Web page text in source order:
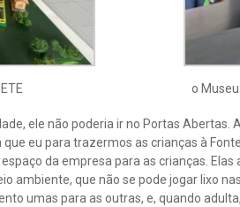
o
ele não poderia ir no Portas
eu para trazermos as crianças à
da empresa para as crianças.
ambiente, que não se pode jogar lixo
umas para as outras, e, quando